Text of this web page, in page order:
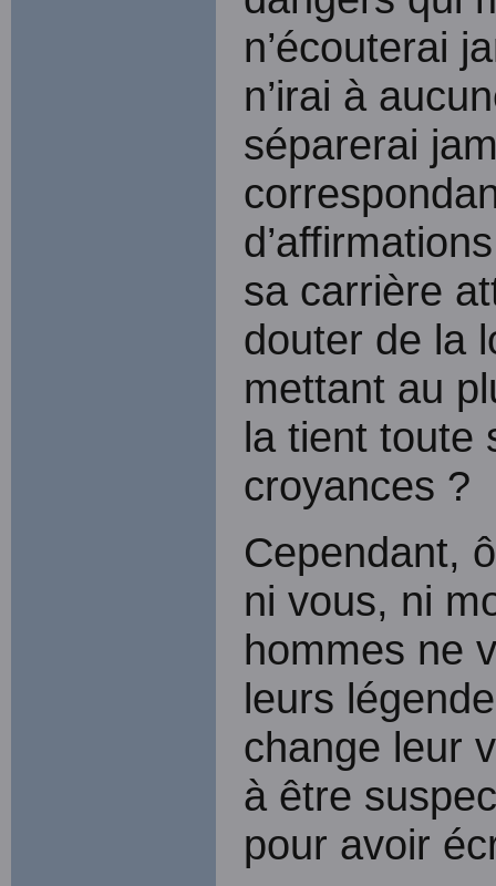
n’écouterai
n’irai à
séparerai
sa carrière
douter de la
mettant au
la tient toute
croyances ?
Cependant,
ni vous, ni
hommes ne
leurs
change leur
à être
pour avoir